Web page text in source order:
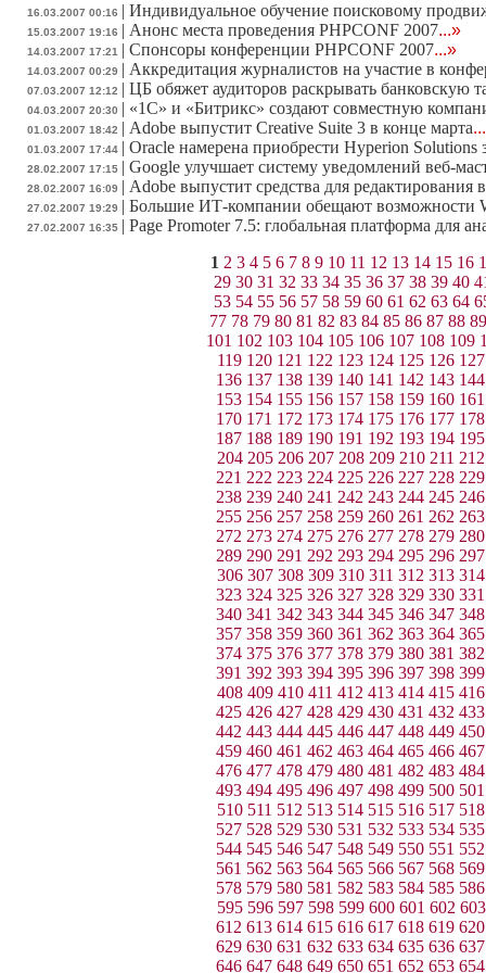
16.03.2007 00:16 | Индивидуальное обучение поисковому
15.03.2007 19:16 | Анонс места проведения PHPCONF 2007...»
14.03.2007 17:21 | Спонсоры конференции PHPCONF 2007...»
14.03.2007 00:29 | Аккредитация журналистов на участие в
07.03.2007 12:12 | ЦБ обяжет аудиторов раскрывать банковскую
04.03.2007 20:30 | «1С» и «Битрикс» создают совместную
01.03.2007 18:42 | Adobe выпустит Creative Suite 3 в конце марта
01.03.2007 17:44 | Oracle намерена приобрести Hyperion Solutions
28.02.2007 17:15 | Google улучшает систему уведомлений веб-
28.02.2007 16:09 | Adobe выпустит средства для редактирования
27.02.2007 19:29 | Большие ИТ-компании обещают возможности
27.02.2007 16:35 | Page Promoter 7.5: глобальная платформа для
1 2 3 4 5 6 7 8 9 10 11 12 13 14 15 16
29 30 31 32 33 34 35 36 37 38 39 40
53 54 55 56 57 58 59 60 61 62 63 64
77 78 79 80 81 82 83 84 85 86 87 88 89
101 102 103 104 105 106 107 108 109
119 120 121 122 123 124 125 126 127
136 137 138 139 140 141 142 143 144
153 154 155 156 157 158 159 160 161
170 171 172 173 174 175 176 177 178
187 188 189 190 191 192 193 194 195
204 205 206 207 208 209 210 211 212
221 222 223 224 225 226 227 228 229
238 239 240 241 242 243 244 245 246
255 256 257 258 259 260 261 262 263
272 273 274 275 276 277 278 279 280
289 290 291 292 293 294 295 296 297
306 307 308 309 310 311 312 313 314
323 324 325 326 327 328 329 330 331
340 341 342 343 344 345 346 347 348
357 358 359 360 361 362 363 364 365
374 375 376 377 378 379 380 381 382
391 392 393 394 395 396 397 398 399
408 409 410 411 412 413 414 415 416
425 426 427 428 429 430 431 432 433
442 443 444 445 446 447 448 449 450
459 460 461 462 463 464 465 466 467
476 477 478 479 480 481 482 483 484
493 494 495 496 497 498 499 500 501
510 511 512 513 514 515 516 517 518
527 528 529 530 531 532 533 534 535
544 545 546 547 548 549 550 551 552
561 562 563 564 565 566 567 568 569
578 579 580 581 582 583 584 585 586
595 596 597 598 599 600 601 602 603
612 613 614 615 616 617 618 619 620
629 630 631 632 633 634 635 636 637
646 647 648 649 650 651 652 653 654